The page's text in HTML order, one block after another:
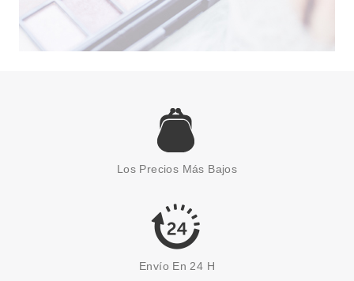
Los Precios Más Bajos
Envío En 24 H